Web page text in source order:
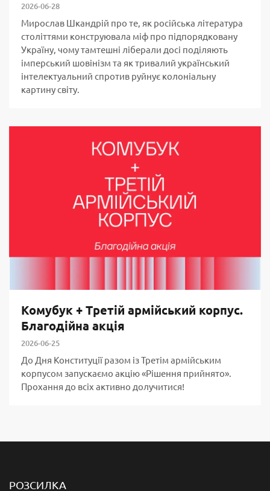
2026-06-28
Мирослав Шкандрій про те, як російська література
століттями конструювала міф про підпорядковану
Україну, чому тамтешні ліберали досі поділяють
імперський шовінізм та як тривалий український
інтелектуальний спротив руйнує колоніальну
картину світу.
Комубук + Третій армійський корпус.
Благодійна акція
2026-06-25
До Дня Конституції разом із Третім армійським
корпусом запускаємо акцію «Рішення прийнято».
Прохання до всіх активно долучитися!
РОЗСИЛКА